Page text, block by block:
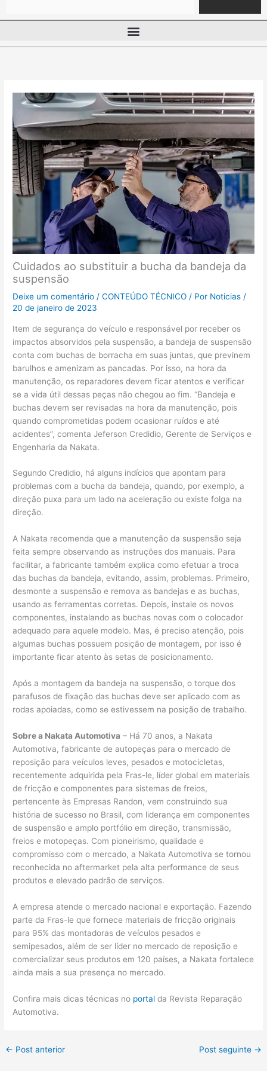
Cuidados ao substituir a bucha da bandeja da
suspensão
Deixe um comentário /CONTEÚDO TÉCNICO / Por Noticias /
20 de janeiro de 2023
Item de segurança do veículo e responsável por receber os
impactos absorvidos pela suspensão, a bandeja de suspensão
conta com buchas de borracha em suas juntas, que previnem
barulhos e amenizam as pancadas. Por isso, na hora da
manutenção, os reparadores devem ficar atentos e verificar
se a vida útil dessas peças não chegou ao fim. “Bandeja e
buchas devem ser revisadas na hora da manutenção, pois
quando comprometidas podem ocasionar ruídos e até
acidentes”, comenta Jeferson Credidio, Gerente de Serviços e
Engenharia da Nakata.
Segundo Credidio, há alguns indícios que apontam para
problemas com a bucha da bandeja, quando, por exemplo, a
direção puxa para um lado na aceleração ou existe folga na
direção.
A Nakata recomenda que a manutenção da suspensão seja
feita sempre observando as instruções dos manuais. Para
facilitar, a fabricante também explica como efetuar a troca
das buchas da bandeja, evitando, assim, problemas. Primeiro,
desmonte a suspensão e remova as bandejas e as buchas,
usando as ferramentas corretas. Depois, instale os novos
componentes, instalando as buchas novas com o colocador
adequado para aquele modelo. Mas, é preciso atenção, pois
algumas buchas possuem posição de montagem, por isso é
importante ficar atento às setas de posicionamento.
Após a montagem da bandeja na suspensão, o torque dos
parafusos de fixação das buchas deve ser aplicado com as
rodas apoiadas, como se estivessem na posição de trabalho.
Sobre a Nakata Automotiva – Há 70 anos, a Nakata
Automotiva, fabricante de autopeças para o mercado de
reposição para veículos leves, pesados e motocicletas,
recentemente adquirida pela Fras-le, líder global em materiais
de fricção e componentes para sistemas de freios,
pertencente às Empresas Randon, vem construindo sua
história de sucesso no Brasil, com liderança em componentes
de suspensão e amplo portfólio em direção, transmissão,
freios e motopeças. Com pioneirismo, qualidade e
compromisso com o mercado, a Nakata Automotiva se tornou
reconhecida no aftermarket pela alta performance de seus
produtos e elevado padrão de serviços.
A empresa atende o mercado nacional e exportação. Fazendo
parte da Fras-le que fornece materiais de fricção originais
para 95% das montadoras de veículos pesados e
semipesados, além de ser líder no mercado de reposição e
comercializar seus produtos em 120 países, a Nakata fortalece
ainda mais a sua presença no mercado.
Confira mais dicas técnicas no portal da Revista Reparação
Automotiva.
← Post anterior Post seguinte →